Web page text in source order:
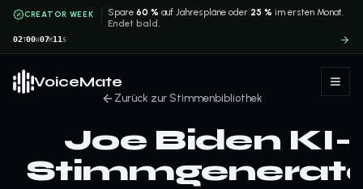
CREATOR WEEK Spare60 % auf Jahrespläne oder 25 % im ersten Monat.
Endet bald.
02T00H 07M 11 S
VoiceMate
Zurück zur Stimmenbibliothek
Joe Biden KI-